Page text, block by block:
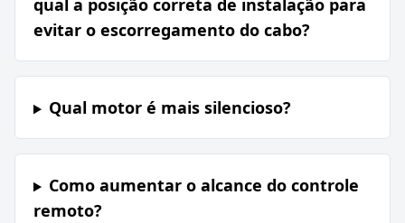
qual a posição correta de instalação para
evitar o escorregamento do cabo?
Qual motor é mais silencioso?
Como aumentar o alcance do controle
remoto?